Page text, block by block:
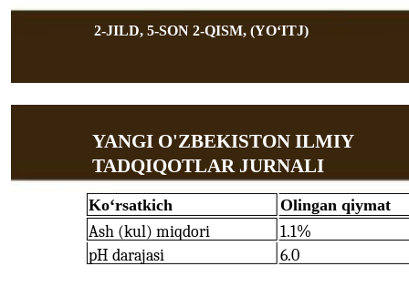
2-JILD, 5-SON 2-QISM, (YOʻITJ)
YANGI O'ZBEKISTON ILMIY
TADQIQOTLAR JURNALI
Ko‘rsatkich Olingan qiymat
Ash (kul) miqdori
1.1%
pH darajasi
6.0